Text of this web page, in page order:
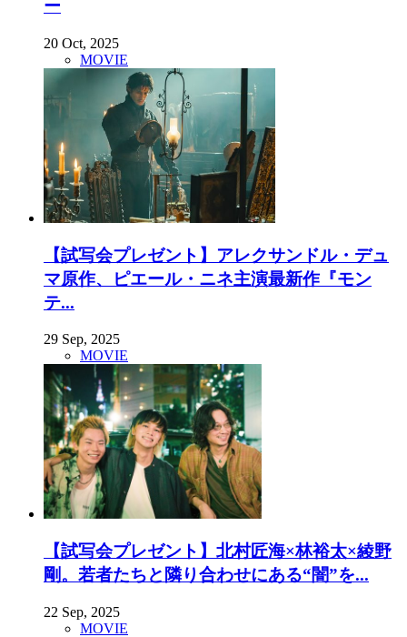
ー
20 Oct, 2025
MOVIE
【試写会プレゼント】アレクサンドル・デュ
マ原作、ピエール・ニネ主演最新作『モン
テ...
29 Sep, 2025
MOVIE
【試写会プレゼント】北村匠海×林裕太×綾野
剛。若者たちと隣り合わせにある“闇”を...
22 Sep, 2025
MOVIE